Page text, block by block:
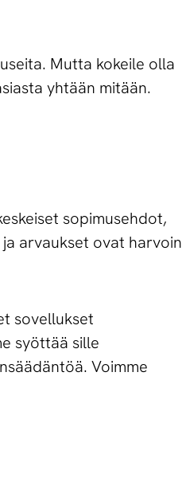
Mutta kokeile olla
yhtään mitään.
sopimusehdot,
arvaukset ovat harvoin
sovellukset
syöttää sille
Voimme